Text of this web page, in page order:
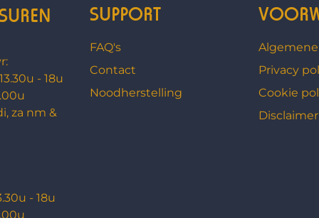
- 18u
za nm &
- 18u
SUPPORT
FAQ's
Contact
Noodherstelling
Privacy
Cookie
Disclaimer